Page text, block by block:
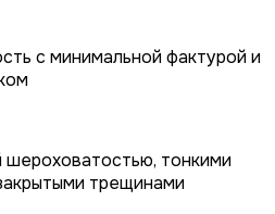
с минимальной фактурой и
шероховатостью, тонкими
трещинами